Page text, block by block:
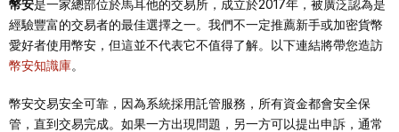
幣安是一家總部位於馬耳他的交易所，成立於2017年，被廣泛認為是
經驗豐富的交易者的最佳選擇之一。我們不一定推薦新手或加密貨幣
愛好者使用幣安，但這並不代表它不值得了解。以下連結將帶您造訪
幣安知識庫。
幣安交易安全可靠，因為系統採用託管服務，所有資金都會安全保
管，直到交易完成。如果一方出現問題，另一方可以提出申訴，通常